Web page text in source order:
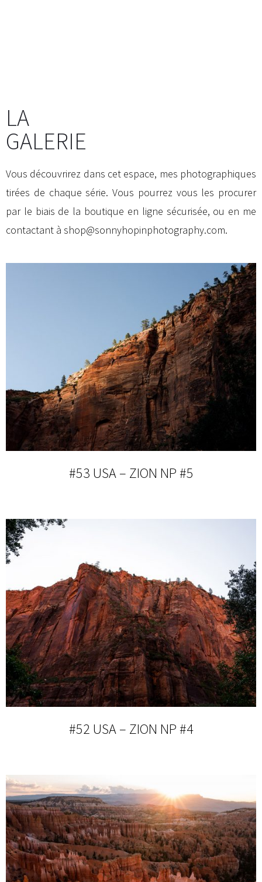
LA
GALERIE
Vous découvrirez dans cet espace, mes photographiques
tirées de chaque série. Vous pourrez vous les procurer
par le biais de la boutique en ligne sécurisée, ou en me
contactant à shop@sonnyhopinphotography.com.
#53 USA – ZION NP #5
#52 USA – ZION NP #4